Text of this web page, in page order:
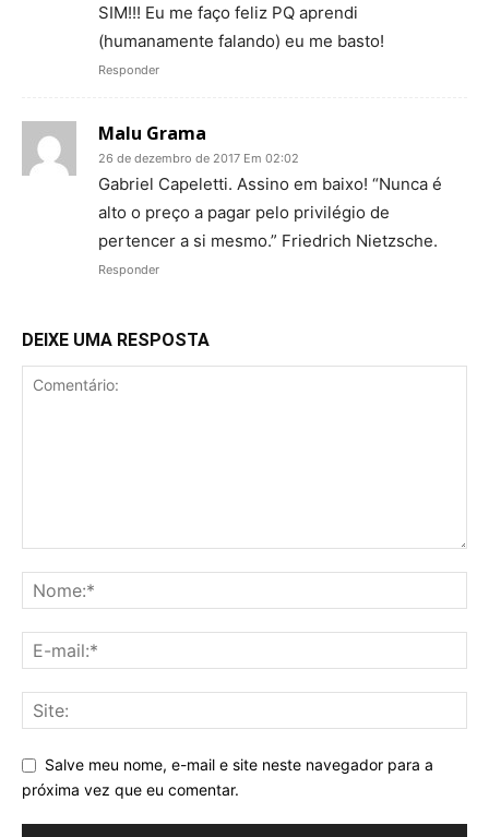
SIM!!! Eu me faço feliz PQ aprendi
(humanamente falando) eu me basto!
Responder
Malu Grama
26 de dezembro de 2017 Em 02:02
Gabriel Capeletti. Assino em baixo! “Nunca é
alto o preço a pagar pelo privilégio de
pertencer a si mesmo.” Friedrich Nietzsche.
Responder
DEIXE UMA RESPOSTA
Salve meu nome, e-mail e site neste navegador para a
próxima vez que eu comentar.